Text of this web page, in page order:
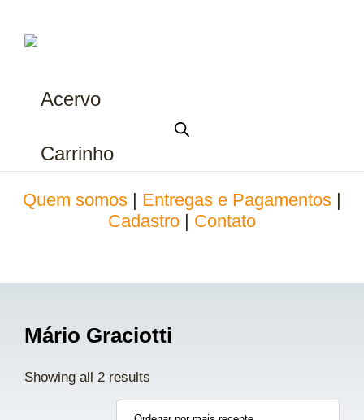
Acervo
Carrinho
Quem somos Entregas e Pagamentos
Cadastro
Contato
Mário Graciotti
Showing all 2 results